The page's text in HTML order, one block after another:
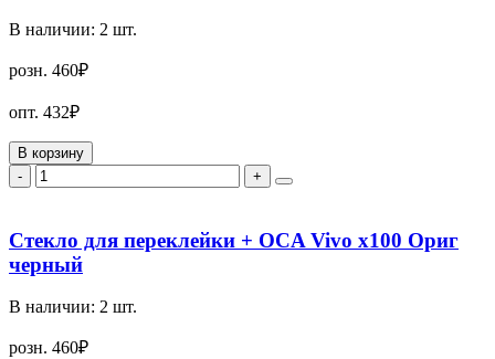
В наличии: 2 шт.
розн. 460₽
опт. 432₽
В корзину
-
+
Стекло для переклейки + OCA Vivo x100 Ориг
черный
В наличии: 2 шт.
розн. 460₽